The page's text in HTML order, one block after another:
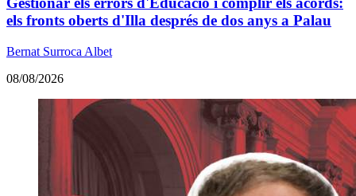
els fronts oberts d'Illa després de dos anys a Palau
Bernat Surroca Albet
08/08/2026